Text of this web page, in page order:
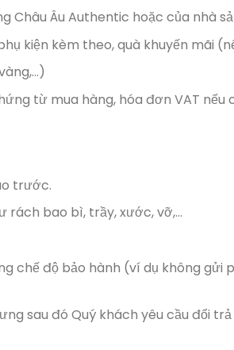
Châu Âu Authentic hoặc của nhà
kiện kèm theo, quà khuyến mãi
từ mua hàng, hóa đơn VAT nếu
trước.
rách bao bì, trầy, xước, vỡ,…
độ bảo hành (ví dụ không gửi
sau đó Quý khách yêu cầu đổi